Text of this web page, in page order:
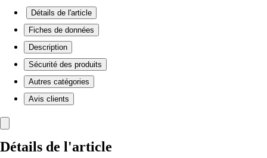
Détails de l'article
Fiches de données
Description
Sécurité des produits
Autres catégories
Avis clients
Détails de l'article